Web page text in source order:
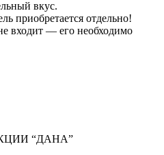
вкус.
приобретается отдельно!
входит — его необходимо
“ДАНА”